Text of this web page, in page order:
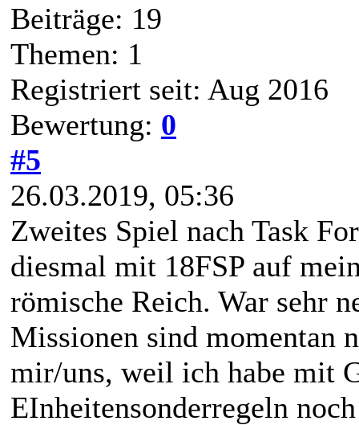
Beiträge: 19
Themen: 1
Registriert seit: Aug 2016
Bewertung: 0
#5
26.03.2019, 05:36
Zweites Spiel nach Task
diesmal mit 18FSP auf
römische Reich. War sehr
Missionen sind momentan
mir/uns, weil ich habe mit
EInheitensonderregeln